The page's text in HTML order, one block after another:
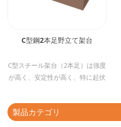
C型鋼2本足野立て架台
C型スチール架台（2本足）は強度
が高く、安定性が高く、特に起伏
だけで、傾斜地に向いて施工性が
優れています。
製品カテゴリ